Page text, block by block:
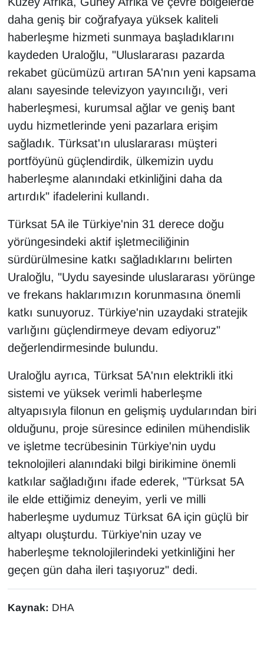
daha geniş bir coğrafyaya yüksek kaliteli
haberleşme hizmeti sunmaya başladıklarını
kaydeden Uraloğlu, "Uluslararası pazarda
rekabet gücümüzü artıran 5A'nın yeni kapsama
alanı sayesinde televizyon yayıncılığı, veri
haberleşmesi, kurumsal ağlar ve geniş bant
uydu hizmetlerinde yeni pazarlara erişim
sağladık. Türksat'ın uluslararası müşteri
portföyünü güçlendirdik, ülkemizin uydu
haberleşme alanındaki etkinliğini daha da
artırdık" ifadelerini kullandı.
Türksat 5A ile Türkiye'nin 31 derece doğu
yörüngesindeki aktif işletmeciliğinin
sürdürülmesine katkı sağladıklarını belirten
Uraloğlu, "Uydu sayesinde uluslararası yörünge
ve frekans haklarımızın korunmasına önemli
katkı sunuyoruz. Türkiye'nin uzaydaki stratejik
varlığını güçlendirmeye devam ediyoruz"
değerlendirmesinde bulundu.
Uraloğlu ayrıca, Türksat 5A'nın elektrikli itki
sistemi ve yüksek verimli haberleşme
altyapısıyla filonun en gelişmiş uydularından biri
olduğunu, proje süresince edinilen mühendislik
ve işletme tecrübesinin Türkiye'nin uydu
teknolojileri alanındaki bilgi birikimine önemli
katkılar sağladığını ifade ederek, "Türksat 5A
ile elde ettiğimiz deneyim, yerli ve milli
haberleşme uydumuz Türksat 6A için güçlü bir
altyapı oluşturdu. Türkiye'nin uzay ve
haberleşme teknolojilerindeki yetkinliğini her
geçen gün daha ileri taşıyoruz" dedi.
Kaynak: DHA
YEREL